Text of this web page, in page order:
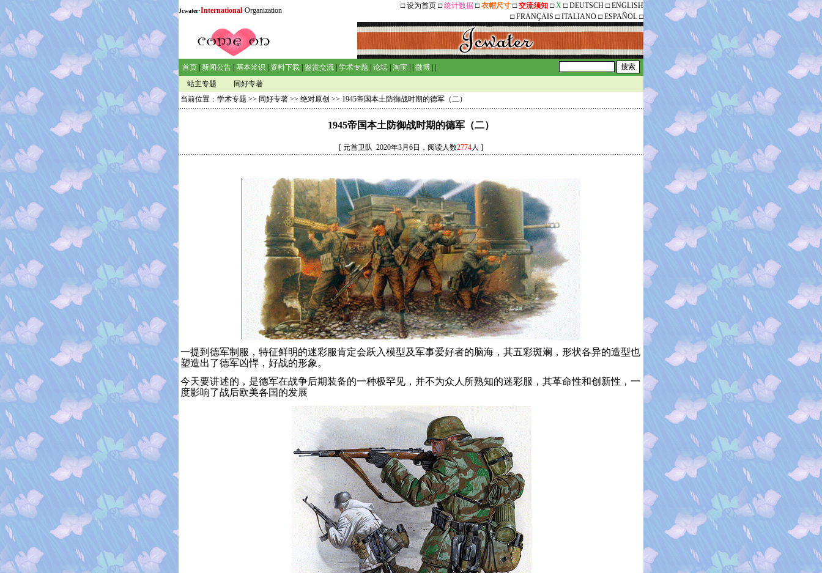
Jcwater·International·Organization
□设为首页 □统计数据 □衣帽尺寸 □交流须知 □X □DEUTSCH □ENGLISH
□FRANÇAIS □ITALIANO □ESPAÑOL □
首页 新闻公告 基本常识 资料下载 鉴赏交流 学术专题 论坛 淘宝 微博
站主专题
同好专著
当前位置： 学术专题 >> 同好专著 >> 绝对原创 >> 1945帝国本土防御战时期的德军（二）
1945帝国本土防御战时期的德军（二）
[ 元首卫队 2020年3月6日，阅读人数2774人 ]
一提到德军制服，特征鲜明的迷彩服肯定会跃入模型及军事爱好者的脑海，其五彩斑斓，形状各异的造型也
塑造出了德军凶悍，好战的形象。
今天要讲述的，是德军在战争后期装备的一种极罕见，并不为众人所熟知的迷彩服，其革命性和创新性，一
度影响了战后欧美各国的发展